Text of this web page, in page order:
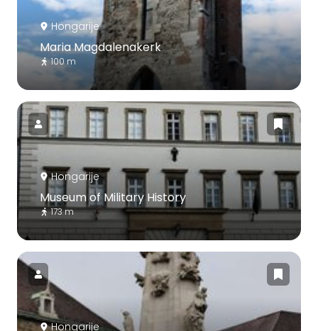
Hongarije
Maria Magdalenakerk
100 m
Hongarije
Museum of Military History
173 m
Hongarije